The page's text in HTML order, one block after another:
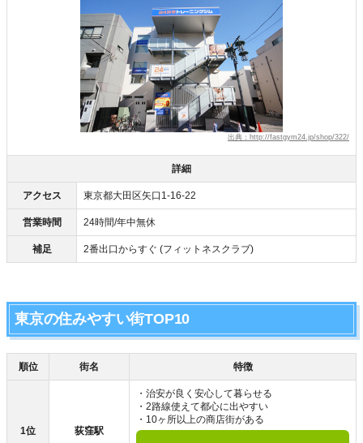
出典：http://fastgym24.jp/shop/322/
詳細
アクセス 東京都大田区矢口1-16-22
営業時間 24時間/年中無休
補足 2番出口からすぐ (フィットネスクラブ)
東京の住みやすい街TOP10
順位 街名 特徴
1位 荻窪駅
・治安が良く安心して暮らせる
・2路線使えて都心に出やすい
・10ヶ所以上の商店街がある